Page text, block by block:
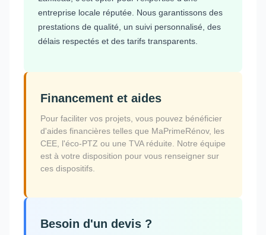
entreprise locale réputée. Nous garantissons des
prestations de qualité, un suivi personnalisé, des
délais respectés et des tarifs transparents.
Financement et aides
Pour faciliter vos projets, vous pouvez bénéficier
d'aides financières telles que MaPrimeRénov, les
CEE, l'éco-PTZ ou une TVA réduite. Notre équipe
est à votre disposition pour vous renseigner sur
ces dispositifs.
Besoin d'un devis ?